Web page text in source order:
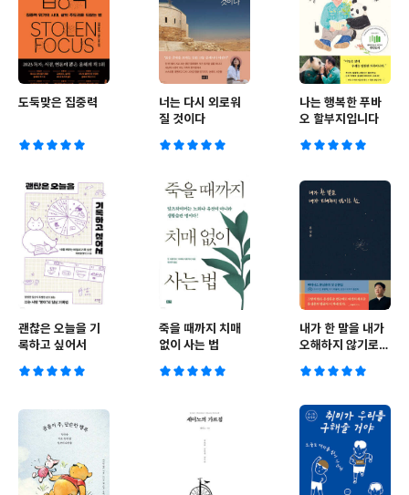
도둑맞은 집중력
너는 다시 외로워
질 것이다
나는 행복한 푸바
오 할부지입니다
괜찮은 오늘을 기
록하고 싶어서
죽을 때까지 치매
없이 사는 법
내가 한 말을 내가
오해하지 않기로